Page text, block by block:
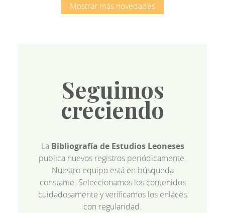
Mostrar más novedades
Seguimos
creciendo
La Bibliografía de Estudios Leoneses
publica nuevos registros periódicamente.
Nuestro equipo está en búsqueda
constante. Seleccionamos los contenidos
cuidadosamente y verificamos los enlaces
con regularidad.